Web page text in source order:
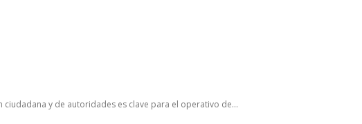
ciudadana y de autoridades es clave para el operativo de...